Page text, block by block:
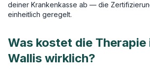
deiner Krankenkasse ab — die
einheitlich geregelt.
Was kostet die Therapie
Wallis wirklich?